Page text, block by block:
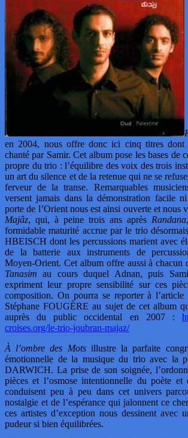
en 2004, nous offre donc ici cinq titres dont
chanté par Samir. Cet album pose les bases de
propre du trio : l’équilibre des voix des trois
un art du silence et de la retenue qui ne se
ferveur de la transe. Remarquables
versent jamais dans la démonstration facile
porte de l’Orient nous est ainsi ouverte et nous
Majâz, qui, à peine trois ans après Randana
formidable maturité accrue par le trio
HBEISCH dont les percussions marient avec
de la batterie aux instruments de
Moyen-Orient. Cet album offre aussi à chacun
Tanasim au cours duquel Adnan, puis
expriment leur propre sensibilité sur ces
composition. On pourra se reporter à
Stéphane FOUGÈRE au sujet de cet album
auprès du public occidental en 2007 :
croises.org/le-trio-joubran-majaz/
À l’ombre des Motsillustre la parfaite
émotionnelle de la musique du trio avec la
DARWICH. La prise de son soignée,
pièces et l’osmose intentionnelle du poète et
conduisent peu à peu dans cet univers
nostalgie et de l’espérance qui jalonnent ce
ces artistes d’exception nous dessinent avec
pudeur si bien équilibrées.